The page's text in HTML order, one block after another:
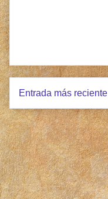
Entrada más reciente